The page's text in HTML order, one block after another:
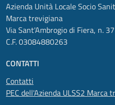
Azienda Unità Locale Socio
Marca trevigiana
Via Sant'Ambrogio di Fiera, n.
C.F. 03084880263
CONTATTI
Contatti
PEC dell'Azienda ULSS2 Marca